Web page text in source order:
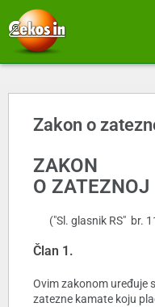
Zakon o
ZAKON
O
("Sl. glasnik RS" br.
Član 1.
Ovim zakonom uređuje
zatezne kamate koju